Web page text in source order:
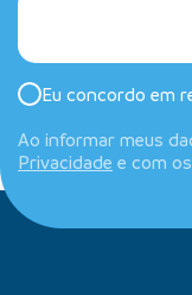
Eu concordo em
Ao informar meus
Privacidade e com os